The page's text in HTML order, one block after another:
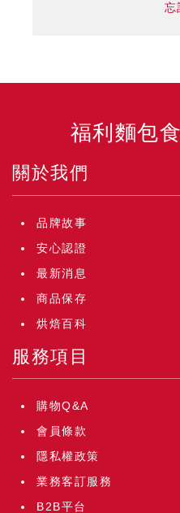
忘
福利麵包
關於我們
品牌故事
安心認證
最新消息
商品保存
烘焙百科
服務項目
購物Q&A
會員條款
隱私權政策
業務客訂服務
B2B平台